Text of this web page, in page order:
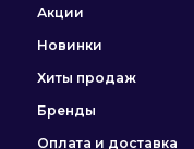
Акции
Новинки
Хиты продаж
Бренды
Оплата и доставка